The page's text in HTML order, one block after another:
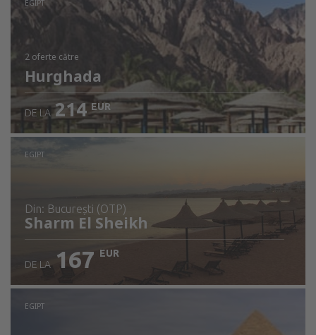
EGIPT
2 oferte către
Hurghada
DE LA 214 EUR
EGIPT
din: București (OTP)
Sharm El Sheikh
Verificați detaliile
DE LA 167 EUR
EGIPT